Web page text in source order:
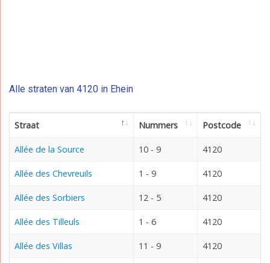
Alle straten van 4120 in Ehein
Straat Nummers Postcode
Allée de la Source 10 - 9 4120
Allée des Chevreuils 1 - 9 4120
Allée des Sorbiers 12 - 5 4120
Allée des Tilleuls 1 - 6 4120
Allée des Villas 11 - 9 4120